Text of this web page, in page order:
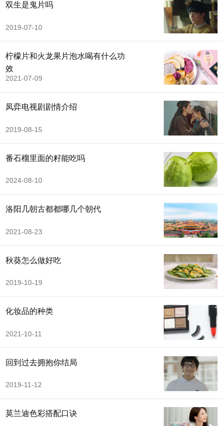
双生是鬼片吗
2019-07-10
柠檬片和火龙果片泡水喝有什么功
效
2021-07-09
凤弈电视剧剧情介绍
2019-08-15
番石榴里面的籽能吃吗
2024-08-10
洛阳几朝古都都哪几个朝代
2021-08-23
秋葵怎么做好吃
2019-10-19
化妆品的种类
2021-10-11
回到过去拥抱你结局
2019-11-12
莫兰迪色彩搭配口诀